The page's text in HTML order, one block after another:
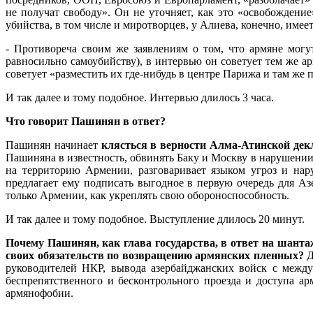
не получат свободу». Он не уточняет, как это
убийства, в том числе и миротворцев, у Алиева, конечно,
- Противореча своим же заявлениям о том, что армяне
равносильно самоубийству), в интервью он советует тем же
советует «разместить их где-нибудь в центре Парижа и там же
И так далее и тому подобное. Интервью длилось 3 часа.
Что говорит Пашинян в ответ?
Пашинян начинает клясться в верности Алма-Атинской
Пашиняна в известность, обвинять Баку и Москву в
на территорию Армении, разговаривает языком угроз и
предлагает ему подписать выгодное в первую очередь для
только Армении, как укреплять свою обороноспособность.
И так далее и тому подобное. Выступление длилось 20 минут.
Почему Пашинян, как глава государства, в ответ на
своих обязательств по возвращению армянских пленных?
руководителей НКР, вывода азербайджанских войск с
беспрепятственного и бесконтрольного проезда и
армянофобии.